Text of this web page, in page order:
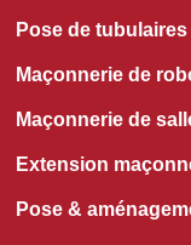
Pose de tubulaires
Maçonnerie de
Maçonnerie de
Extension
Pose &